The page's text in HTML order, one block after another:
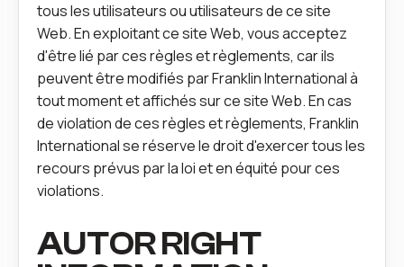
tous les utilisateurs ou utilisateurs de ce site
Web. En exploitant ce site Web, vous acceptez
d'être lié par ces règles et règlements, car ils
peuvent être modifiés par Franklin International à
tout moment et affichés sur ce site Web. En cas
de violation de ces règles et règlements, Franklin
International se réserve le droit d'exercer tous les
recours prévus par la loi et en équité pour ces
violations.
AUTOR RIGHT